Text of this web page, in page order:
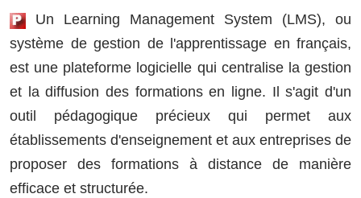
Un Learning Management System (LMS), ou
système de gestion de l'apprentissage en français,
est une plateforme logicielle qui centralise la gestion
et la diffusion des formations en ligne. Il s'agit d'un
outil pédagogique précieux qui permet aux
établissements d'enseignement et aux entreprises de
proposer des formations à distance de manière
efficace et structurée.